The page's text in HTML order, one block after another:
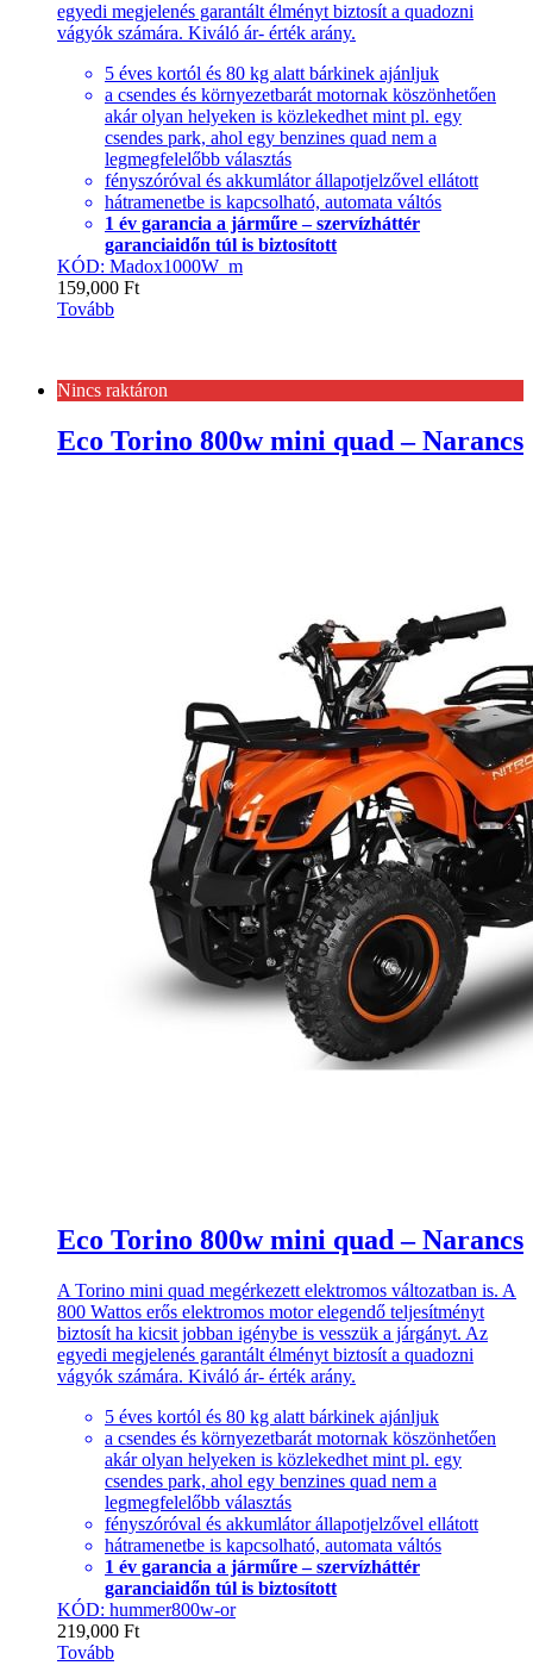
egyedi megjelenés garantált élményt biztosít a quadozni
vágyók számára. Kiváló ár- érték arány.
5 éves kortól és 80 kg alatt bárkinek ajánljuk
a csendes és környezetbarát motornak köszönhetően
akár olyan helyeken is közlekedhet mint pl. egy
csendes park, ahol egy benzines quad nem a
legmegfelelőbb választás
fényszóróval és akkumlátor állapotjelzővel ellátott
hátramenetbe is kapcsolható, automata váltós
1 év garancia a járműre – szervízháttér
garanciaidőn túl is biztosított
KÓD: Madox1000W_m
159,000 Ft
Tovább
Nincs raktáron
Eco Torino 800w mini quad – Narancs
Eco Torino 800w mini quad – Narancs
A Torino mini quad megérkezett elektromos változatban is. A
800 Wattos erős elektromos motor elegendő teljesítményt
biztosít ha kicsit jobban igénybe is vesszük a járgányt. Az
egyedi megjelenés garantált élményt biztosít a quadozni
vágyók számára. Kiváló ár- érték arány.
5 éves kortól és 80 kg alatt bárkinek ajánljuk
a csendes és környezetbarát motornak köszönhetően
akár olyan helyeken is közlekedhet mint pl. egy
csendes park, ahol egy benzines quad nem a
legmegfelelőbb választás
fényszóróval és akkumlátor állapotjelzővel ellátott
hátramenetbe is kapcsolható, automata váltós
1 év garancia a járműre – szervízháttér
garanciaidőn túl is biztosított
KÓD: hummer800w-or
219,000 Ft
Tovább